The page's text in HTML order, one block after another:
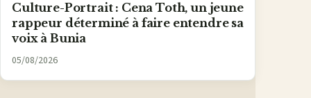
Culture-Portrait : Cena Toth, un jeune
rappeur déterminé à faire entendre sa
voix à Bunia
05/08/2026